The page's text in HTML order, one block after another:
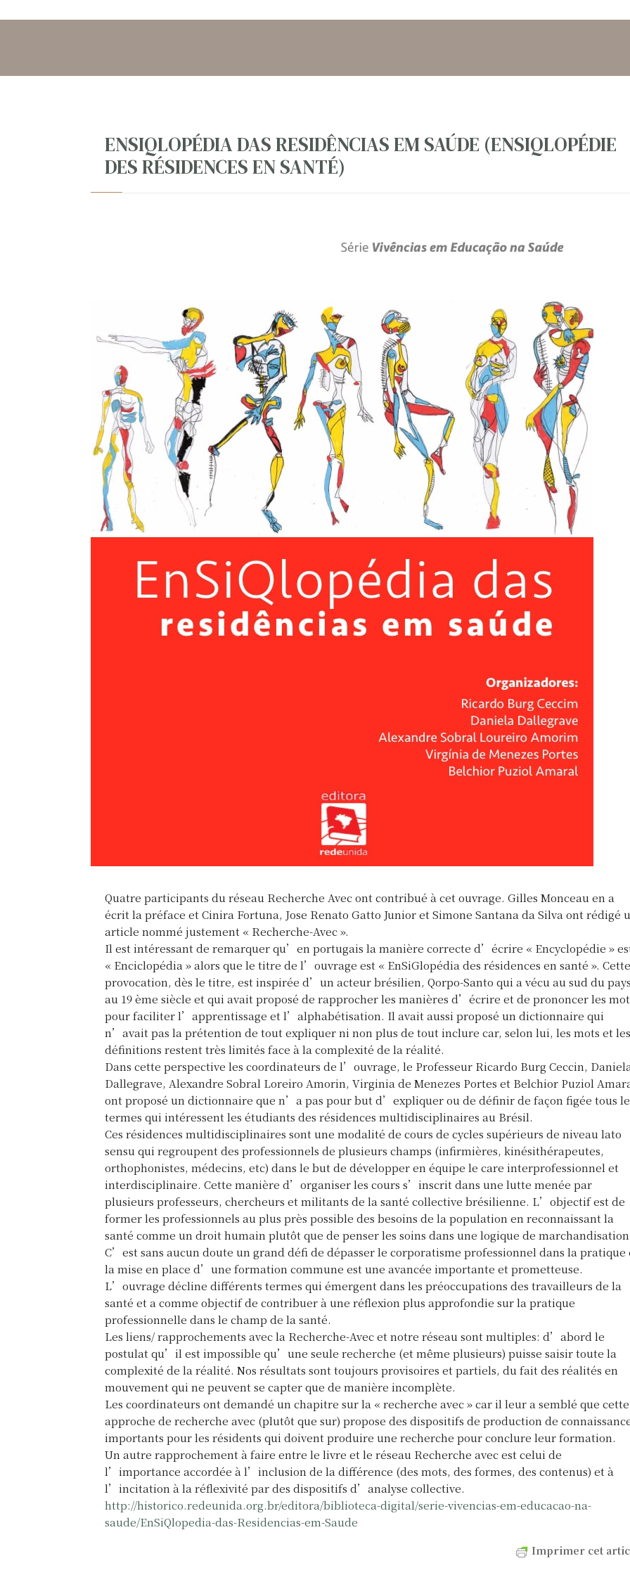
ENSIQLOPÉDIA DAS RESIDÊNCIAS EM SAÚDE (ENSIQLOPÉDIE
DES RÉSIDENCES EN SANTÉ)
Quatre participants du réseau Recherche Avec ont contribué à cet ouvrage. Gilles Monceau en a
écrit la préface et Cinira Fortuna, Jose Renato Gatto Junior et Simone Santana da Silva ont rédigé
article nommé justement « Recherche-Avec ».
Il est intéressant de remarquer qu’en portugais la manière correcte d’écrire « Encyclopédie »
« Enciclopédia » alors que le titre de l’ouvrage est « EnSiGlopédia des résidences en santé ». Cette
provocation, dès le titre, est inspirée d’un acteur brésilien, Qorpo-Santo qui a vécu au sud du pays
au 19 ème siècle et qui avait proposé de rapprocher les manières d’écrire et de prononcer les
pour faciliter l’apprentissage et l’alphabétisation. Il avait aussi proposé un dictionnaire qui
n’avait pas la prétention de tout expliquer ni non plus de tout inclure car, selon lui, les mots et les
définitions restent très limités face à la complexité de la réalité.
Dans cette perspective les coordinateurs de l’ouvrage, le Professeur Ricardo Burg Ceccin, Daniela
Dallegrave, Alexandre Sobral Loreiro Amorin, Virginia de Menezes Portes et Belchior Puziol
ont proposé un dictionnaire que n’a pas pour but d’expliquer ou de définir de façon figée tous
termes qui intéressent les étudiants des résidences multidisciplinaires au Brésil.
Ces résidences multidisciplinaires sont une modalité de cours de cycles supérieurs de niveau lato
sensu qui regroupent des professionnels de plusieurs champs (infirmières, kinésithérapeutes,
orthophonistes, médecins, etc) dans le but de développer en équipe le care interprofessionnel et
interdisciplinaire. Cette manière d’organiser les cours s’inscrit dans une lutte menée par
plusieurs professeurs, chercheurs et militants de la santé collective brésilienne. L’objectif est de
former les professionnels au plus près possible des besoins de la population en reconnaissant la
santé comme un droit humain plutôt que de penser les soins dans une logique de
C’est sans aucun doute un grand défi de dépasser le corporatisme professionnel dans la pratique
la mise en place d’une formation commune est une avancée importante et prometteuse.
L’ouvrage décline différents termes qui émergent dans les préoccupations des travailleurs de la
santé et a comme objectif de contribuer à une réflexion plus approfondie sur la pratique
professionnelle dans le champ de la santé.
Les liens/ rapprochements avec la Recherche-Avec et notre réseau sont multiples: d’abord le
postulat qu’il est impossible qu’une seule recherche (et même plusieurs) puisse saisir toute la
complexité de la réalité. Nos résultats sont toujours provisoires et partiels, du fait des réalités en
mouvement qui ne peuvent se capter que de manière incomplète.
Les coordinateurs ont demandé un chapitre sur la « recherche avec » car il leur a semblé que cette
approche de recherche avec (plutôt que sur) propose des dispositifs de production de
importants pour les résidents qui doivent produire une recherche pour conclure leur formation.
Un autre rapprochement à faire entre le livre et le réseau Recherche avec est celui de
l’importance accordée à l’inclusion de la différence (des mots, des formes, des contenus) et à
l’incitation à la réflexivité par des dispositifs d’analyse collective.
http://historico.redeunida.org.br/editora/biblioteca-digital/serie-vivencias-em-educacao-na-
saude/EnSiQlopedia-das-Residencias-em-Saude
Imprimer cet